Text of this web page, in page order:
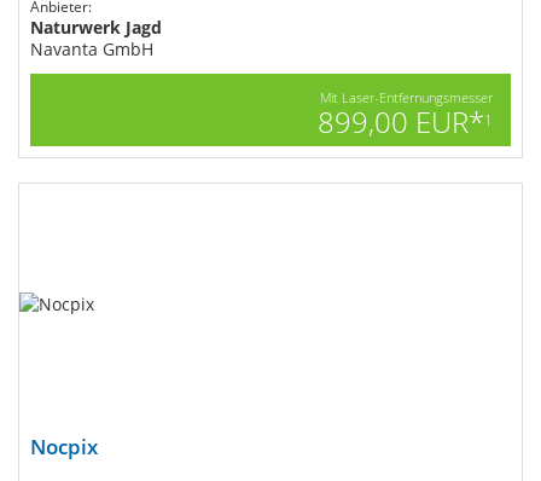
Anbieter:
Naturwerk Jagd
Navanta GmbH
Mit Laser-Entfernungsmesser
899,00 EUR*1
Nocpix